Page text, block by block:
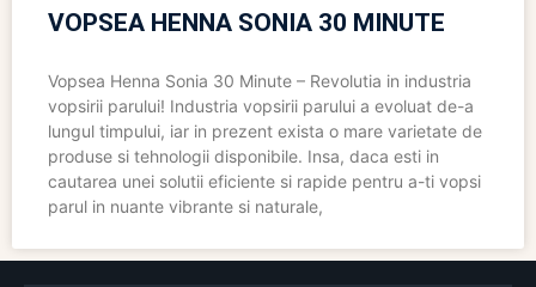
VOPSEA HENNA SONIA 30 MINUTE
Vopsea Henna Sonia 30 Minute – Revolutia in industria
vopsirii parului! Industria vopsirii parului a evoluat de-a
lungul timpului, iar in prezent exista o mare varietate de
produse si tehnologii disponibile. Insa, daca esti in
cautarea unei solutii eficiente si rapide pentru a-ti vopsi
parul in nuante vibrante si naturale,